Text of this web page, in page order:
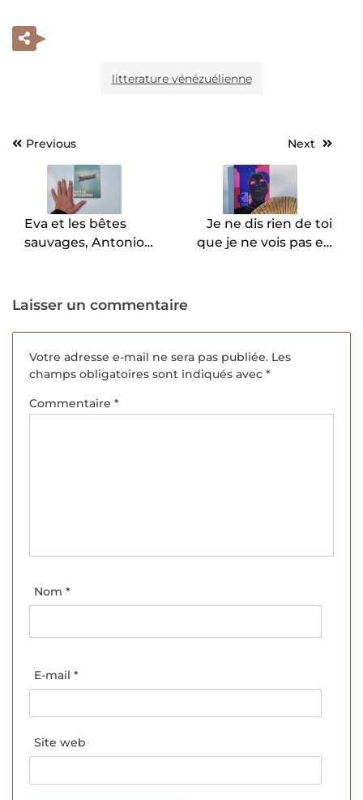
litterature vénézuélienne
Navigation
l’article
Previous
Eva et les bêtes
sauvages, Antonio
Next
Je ne dis rien de toi
que je ne vois pas en
Laisser un commentaire
Votre adresse e-mail ne sera pas publiée. Les
champs obligatoires sont indiqués avec *
Commentaire *
Nom *
E-mail *
Site web